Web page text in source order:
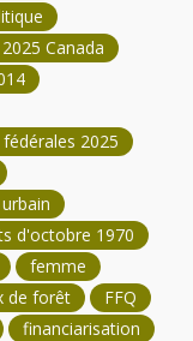
Canada
2025
d'octobre 1970
femme
de forêt
FFQ
financiarisation